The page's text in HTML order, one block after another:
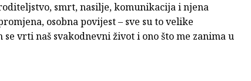
smrt, nasilje, komunikacija i njena
osobna povijest – sve su to velike
vrti naš svakodnevni život i ono što me zanima u